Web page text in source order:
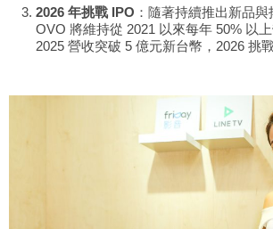
2026 年挑戰 IPO ：隨著持續推出新品與
OVO 將維持從 2021 以來每年 50% 以
2025 營收突破 5 億元新台幣，2026 挑